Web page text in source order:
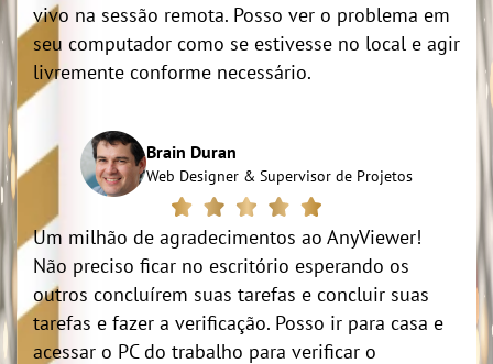
vivo na sessão remota. Posso ver o problema em
seu computador como se estivesse no local e agir
livremente conforme necessário.
Brain Duran
Web Designer & Supervisor de Projetos
Um milhão de agradecimentos ao AnyViewer!
Não preciso ficar no escritório esperando os
outros concluírem suas tarefas e concluir suas
tarefas e fazer a verificação. Posso ir para casa e
acessar o PC do trabalho para verificar o